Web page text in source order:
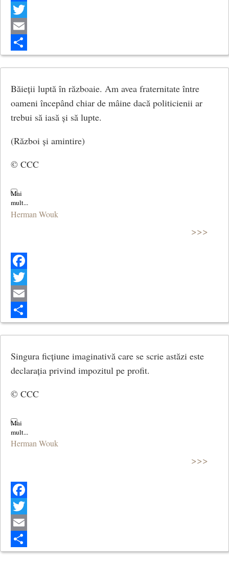
Facebook
Twitter
Email
Share
Băieții luptă în războaie. Am avea fraternitate între
oameni începând chiar de mâine dacă politicienii ar
trebui să iasă și să lupte.
(Război și amintire)
© CCC
Herman Wouk
>>>
Facebook
Twitter
Email
Share
Singura ficțiune imaginativă care se scrie astăzi este
declarația privind impozitul pe profit.
© CCC
Herman Wouk
>>>
Facebook
Twitter
Email
Share